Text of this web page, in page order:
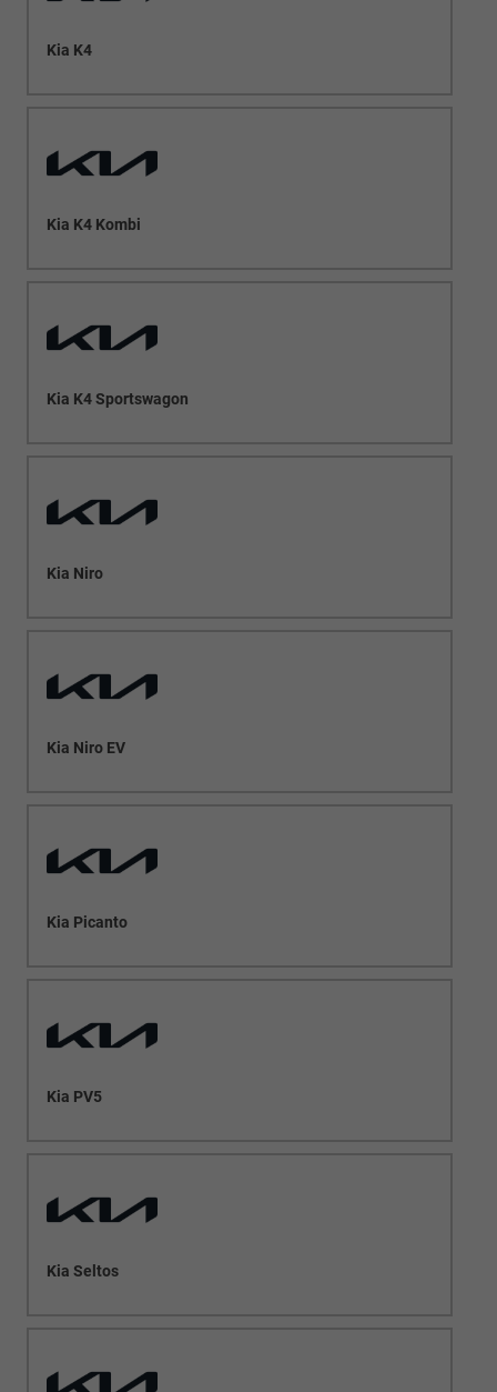
Kia K4
Kia K4 Kombi
Kia K4 Sportswagon
Kia Niro
Kia Niro EV
Kia Picanto
Kia PV5
Kia Seltos